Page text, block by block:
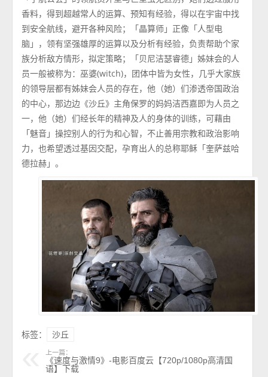
香料，得到超越常人的运算、预知有经验，得以在宇宙中找
到安全航线，避开各种风险；「晶算师」正像「人型电
脑」，领有坚强雄厚的运算以及分析有经验，负责帮助个家
族分析敌方情形，拟定策略；「贝尼洁瑟睿德」姊妹会的人
员一般被称为：巫婆(witch)，团体中皆为女性，几乎大家族
的领导层都有姊妹会人员的存在，他（她）们渗透帝国政治
的中心，那边边《沙丘》主角保罗的妈妈洁西嘉即为人员之
一，他（她）们经长年的精神及人的身体的训练，可藉由
「魅音」操控别人的行为和心智，不止善用宗教和政治影响
力，也希望透过基因交配，孕育出人的总称耶稣「奎萨兹哈
德拉赫」。
标签： 沙丘
上一篇：
《速度与激情9》-电影百度云【720p/1080p高清国
语】下载